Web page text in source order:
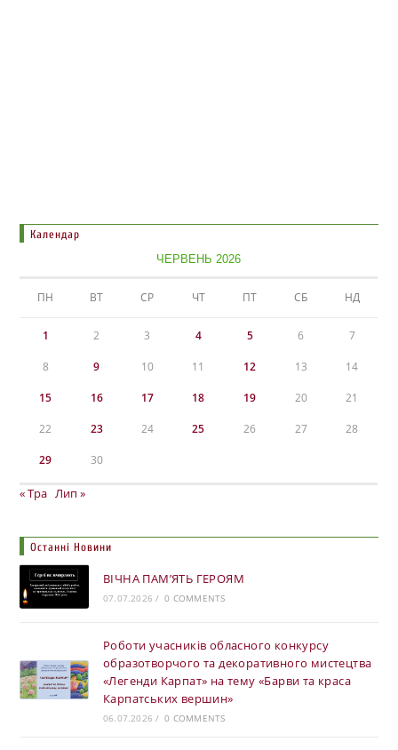
Календар
ЧЕРВЕНЬ 2026
ПН ВТ СР ЧТ ПТ СБ НД
1 2 3 4 5 6 7
8 9 10 11 12 13 14
15 16 17 18 19 20 21
22 23 24 25 26 27 28
29 30
« Тра Лип »
Останні Новини
ВІЧНА ПАМ’ЯТЬ ГЕРОЯМ
07.07.2026 / 0 COMMENTS
Роботи учасників обласного конкурсу
образотворчого та декоративного мистецтва
«Легенди Карпат» на тему «Барви та краса
Карпатських вершин»
06.07.2026 / 0 COMMENTS